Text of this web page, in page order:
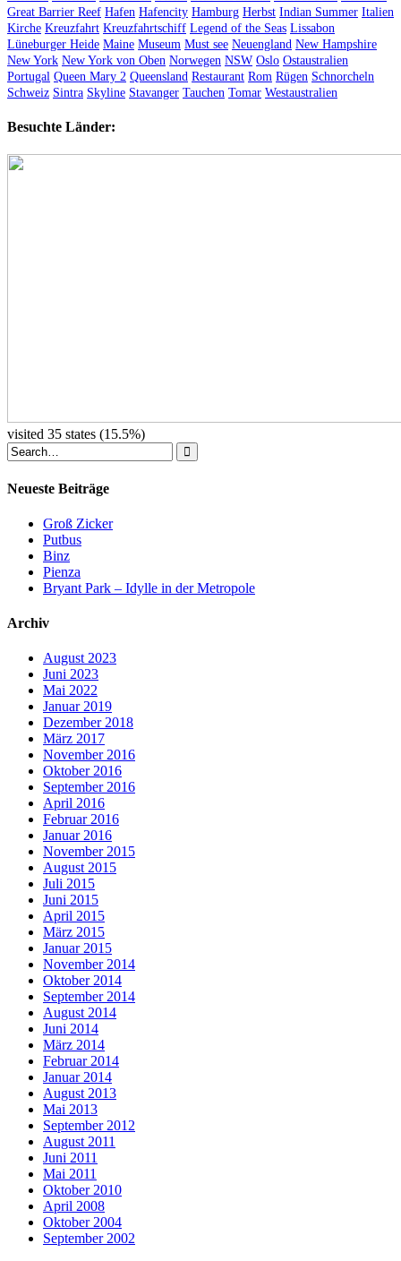
Great Barrier Reef Hafen Hafencity Hamburg Herbst Indian Summer Italien
Kirche Kreuzfahrt Kreuzfahrtschiff Legend of the Seas Lissabon
Lüneburger Heide Maine Museum Must see Neuengland New Hampshire
New York New York von Oben Norwegen NSW Oslo Ostaustralien
Portugal Queen Mary 2 Queensland Restaurant Rom Rügen Schnorcheln
Schweiz Sintra Skyline Stavanger Tauchen Tomar Westaustralien
Besuchte Länder:
visited 35 states (15.5%)
Neueste Beiträge
Groß Zicker
Putbus
Binz
Pienza
Bryant Park – Idylle in der Metropole
Archiv
August 2023
Juni 2023
Mai 2022
Januar 2019
Dezember 2018
März 2017
November 2016
Oktober 2016
September 2016
April 2016
Februar 2016
Januar 2016
November 2015
August 2015
Juli 2015
Juni 2015
April 2015
März 2015
Januar 2015
November 2014
Oktober 2014
September 2014
August 2014
Juni 2014
März 2014
Februar 2014
Januar 2014
August 2013
Mai 2013
September 2012
August 2011
Juni 2011
Mai 2011
Oktober 2010
April 2008
Oktober 2004
September 2002